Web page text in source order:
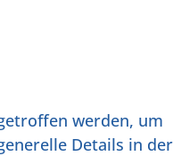
werden, um
Details in der